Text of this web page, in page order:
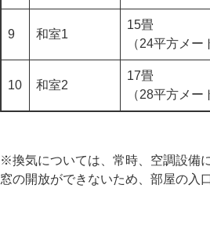
9 和室1
15畳
（24平方メー
10 和室2
17畳
（28平方メー
※換気については、常時、空調設備
窓の開放ができないため、部屋の入